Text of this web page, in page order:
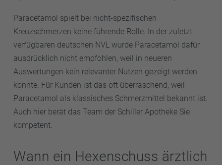
Paracetamol spielt bei nicht-spezifischen
Kreuzschmerzen keine führende Rolle. In der zuletzt
verfügbaren deutschen NVL wurde Paracetamol dafür
ausdrücklich nicht empfohlen, weil in neueren
Auswertungen kein relevanter Nutzen gezeigt werden
konnte. Für Kunden ist das oft überraschend, weil
Paracetamol als klassisches Schmerzmittel bekannt ist.
Auch hier berät das Team der Schiller Apotheke Sie
kompetent.
Wann ein Hexenschuss ärztlich